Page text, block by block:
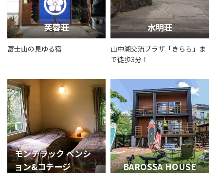
芙蓉荘
富士山の見ゆる宿
水明荘
山中湖交流プラザ「きらら」ま
で徒歩3分！
モンテラック ペンシ
ョン&コテージ
BAROSSA HOUSE